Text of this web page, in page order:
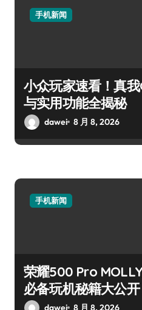
手机新闻
小众玩家速看！真
与实用功能全揭秘
dawei 8 月 8, 2026
手机新闻
荣耀500 Pro
必备玩机秘籍大公开
dawei 8 月 8, 2026